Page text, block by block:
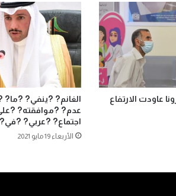
عاودت الارتفاع
الغانم? ?ينفي?
عدم? ?موافقته?
اجتماع? ?عربي? ?في?
الأربعاء 19 مايو 2021